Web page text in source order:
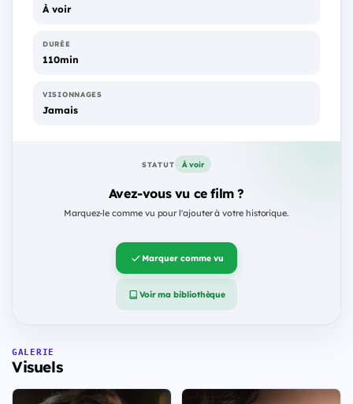
À voir
DURÉE
110min
VISIONNAGES
Jamais
STATUT À voir
Avez-vous vu ce film ?
Marquez-le comme vu pour l'ajouter à votre historique.
Marquer comme vu
Voir ma bibliothèque
GALERIE
Visuels